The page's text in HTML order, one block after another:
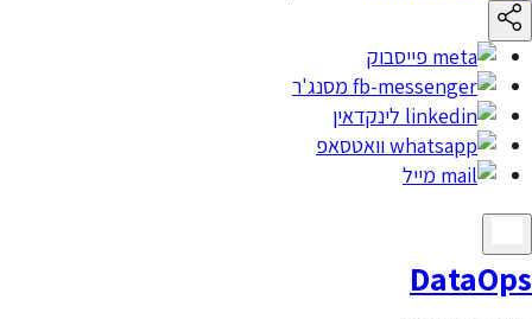
פייסבוק
מסנג'ר
לינקדאין
וואטסאפ
מייל
DataOps